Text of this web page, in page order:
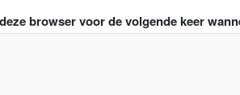
browser voor de volgende keer